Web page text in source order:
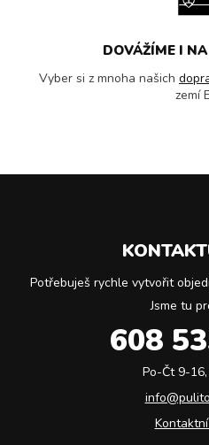
DOVÁŽÍME I
Vyber si z mnoha našich
zemí
Potřebuješ rychle vytvořit
Jsme tu
608
Po-Čt 9-